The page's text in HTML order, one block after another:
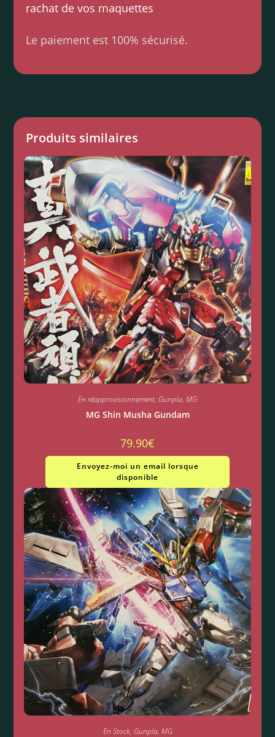
rachat de vos maquettes
Le paiement est 100% sécurisé.
Produits similaires
En réapprovisionnement, Gunpla, MG
MG Shin Musha Gundam
79.90€
Envoyez-moi un email lorsque
disponible
En Stock, Gunpla, MG